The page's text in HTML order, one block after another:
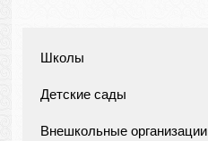
Школы
Детские сады
Внешкольные организации